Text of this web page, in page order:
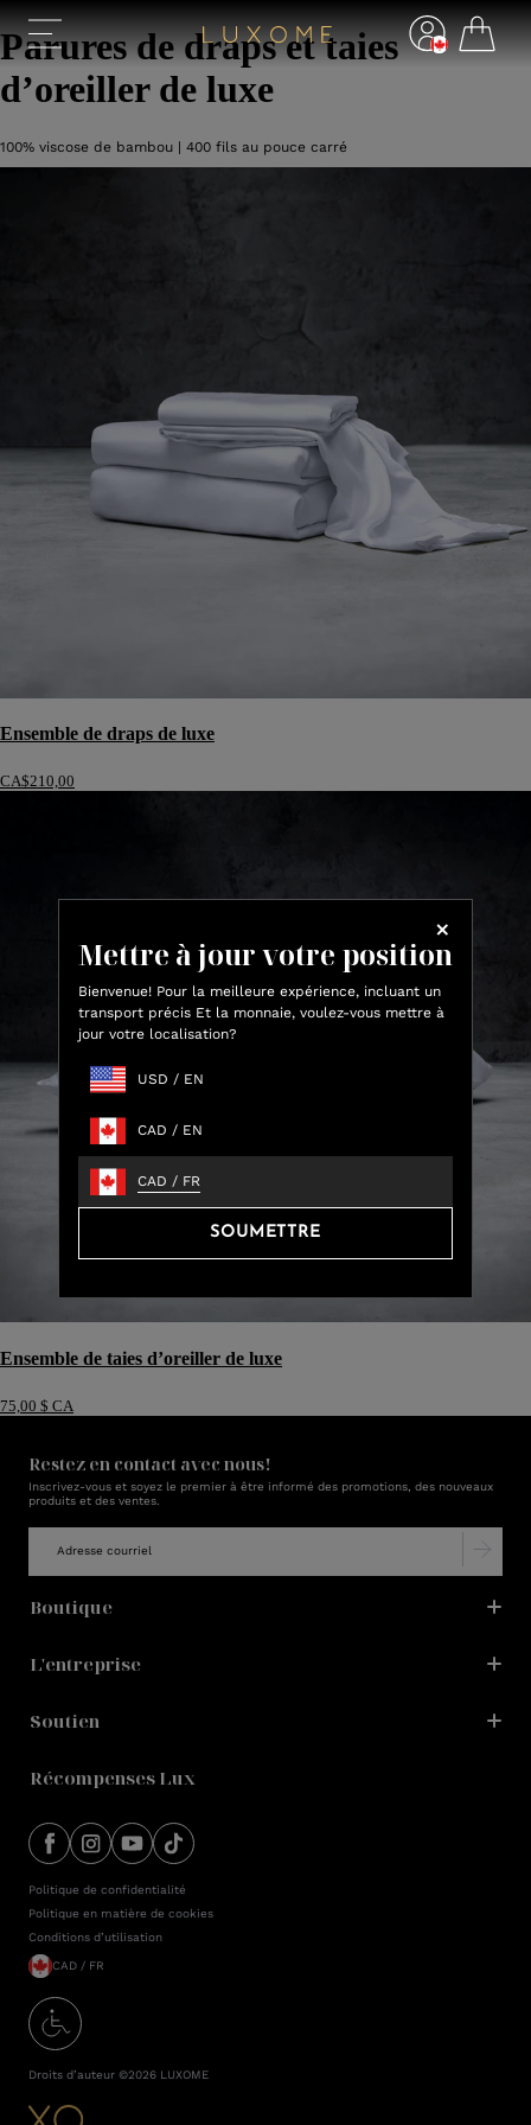
Mettre à jour votre position
Bienvenue! Pour la meilleure expérience, incluant un
transport précis Et la monnaie, voulez-vous mettre à
jour votre localisation?
USD / EN
CAD / EN
CAD / FR
SOUMETTRE
Parures de draps et taies
d’oreiller de luxe
100% viscose de bambou | 400 fils au pouce carré
Ensemble de draps de luxe
CA$210,00
Ensemble de taies d’oreiller de luxe
75,00 $ CA
Restez en contact avec nous!
Inscrivez-vous et soyez le premier à être informé des promotions, des nouveaux
produits et des ventes.
Boutique
L'entreprise
Soutien
Récompenses Lux
Politique de confidentialité
Politique en matière de cookies
Conditions d’utilisation
CAD / FR
Droits d’auteur ©2026 LUXOME